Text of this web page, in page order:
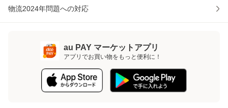
物流2024年問題への対応
au PAY マーケットアプリ
アプリでお買い物をもっと便利に！